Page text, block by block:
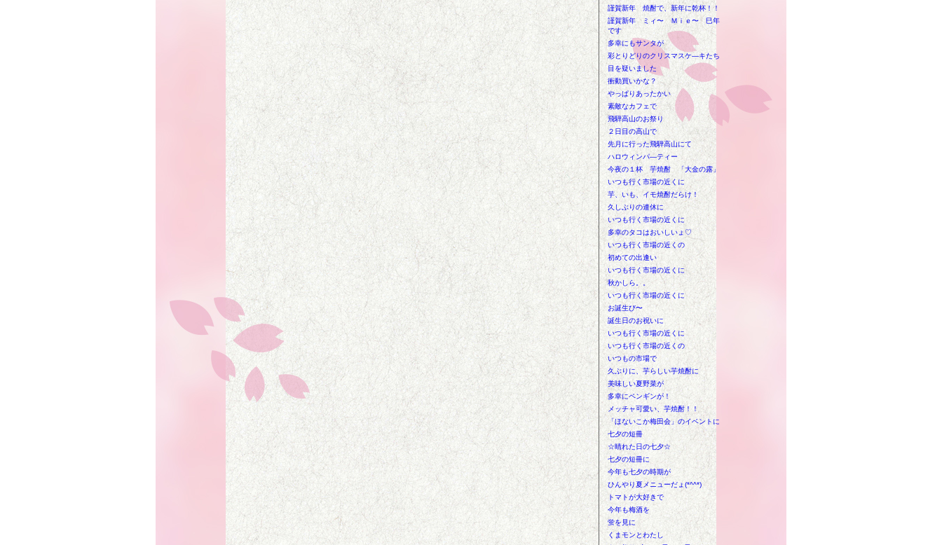
謹賀新年 焼酎で、新年に乾杯！！
謹賀新年 ミィ〜 Ｍｉｅ〜 巳年
です
多幸にもサンタが
彩とりどりのクリスマスケ―キたち
目を疑いました
衝動買いかな？
やっぱりあったかい
素敵なカフェで
飛騨高山のお祭り
２日目の高山で
先月に行った飛騨高山にて
ハロウィンパ―ティー
今夜の１杯 芋焼酎 「大金の露」
いつも行く市場の近くに
芋、いも、イモ焼酎だらけ！
久しぶりの連休に
いつも行く市場の近くに
多幸のタコはおいしいょ♡
いつも行く市場の近くの
初めての出逢い
いつも行く市場の近くに
秋かしら。。
いつも行く市場の近くに
お誕生び〜
誕生日のお祝いに
いつも行く市場の近くに
いつも行く市場の近くの
いつもの市場で
久ぶりに、芋らしい芋焼酎に
美味しい夏野菜が
多幸にペンギンが！
メッチャ可愛い、芋焼酎！！
「ほないこか梅田会」のイベントに
七夕の短冊
☆晴れた日の七夕☆
七夕の短冊に
今年も七夕の時期が
ひんやり夏メニューだょ(*^^*)
トマトが大好きで
今年も梅酒を
蛍を見に
くまモンとわたし